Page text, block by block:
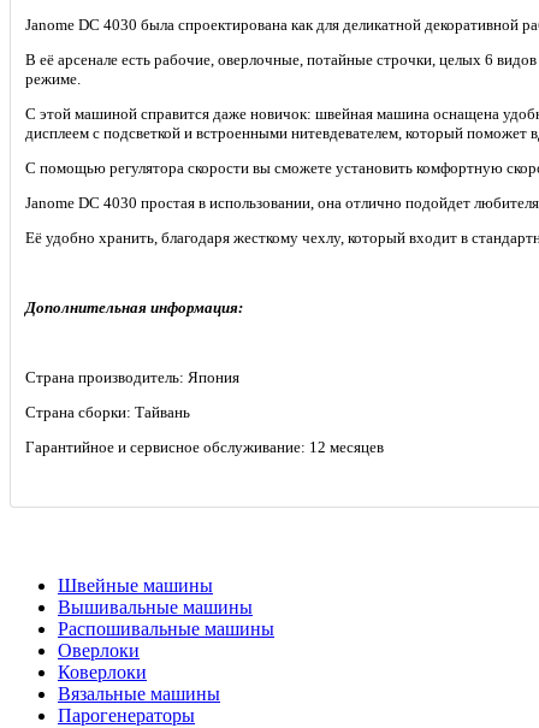
Janome DC 4030 была спроектирована как для деликатной декоративной
В её арсенале есть рабочие, оверлочные, потайные строчки, целых 6
режиме.
С этой машиной справится даже новичок: швейная машина оснащена
дисплеем с подсветкой и встроенными нитевдевателем, который поможет
С помощью регулятора скорости вы сможете установить комфортную
Janome DC 4030 простая в использовании, она отлично подойдет
Её удобно хранить, благодаря жесткому чехлу, который входит в
Дополнительная информация:
Страна производитель: Япония
Страна сборки: Тайвань
Гарантийное и сервисное обслуживание: 12 месяцев
Швейные машины
Вышивальные машины
Распошивальные машины
Оверлоки
Коверлоки
Вязальные машины
Парогенераторы